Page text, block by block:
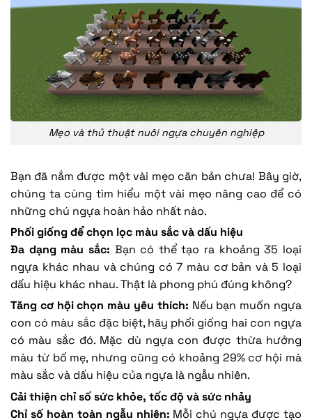
Mẹo và thủ thuật nuôi ngựa chuyên nghiệp
Bạn đã nắm được một vài mẹo căn bản chưa! Bây giờ,
chúng ta cùng tìm hiểu một vài mẹo nâng cao để có
những chú ngựa hoàn hảo nhất nào.
Phối giống để chọn lọc màu sắc và dấu hiệu
Đa dạng màu sắc: Bạn có thể tạo ra khoảng 35 loại
ngựa khác nhau và chúng có 7 màu cơ bản và 5 loại
dấu hiệu khác nhau. Thật là phong phú đúng không?
Tăng cơ hội chọn màu yêu thích: Nếu bạn muốn ngựa
con có màu sắc đặc biệt, hãy phối giống hai con ngựa
có màu sắc đó. Mặc dù ngựa con được thừa hưởng
màu từ bố mẹ, nhưng cũng có khoảng 29% cơ hội mà
màu sắc và dấu hiệu của ngựa là ngẫu nhiên.
Cải thiện chỉ số sức khỏe, tốc độ và sức nhảy
Chỉ số hoàn toàn ngẫu nhiên: Mỗi chú ngựa được tạo